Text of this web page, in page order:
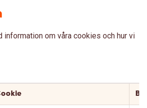
information om våra cookies och hur vi